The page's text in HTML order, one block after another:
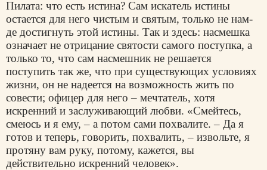
Пилата: что есть истина? Сам искатель истины
остается для него чистым и святым, только не нам-
де достигнуть этой истины. Так и здесь: насмешка
означает не отрицание святости самого поступка, а
только то, что сам насмешник не решается
поступить так же, что при существующих условиях
жизни, он не надеется на возможность жить по
совести; офицер для него – мечтатель, хотя
искренний и заслуживающий любви. «Смейтесь,
смеюсь и я ему, – а потом сами похвалите. – Да я
готов и теперь, говорить, похвалить, – извольте, я
протяну вам руку, потому, кажется, вы
действительно искренний человек».